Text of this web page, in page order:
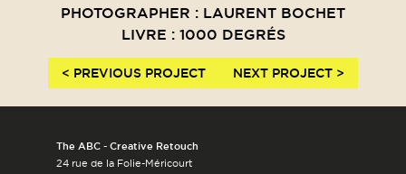
PHOTOGRAPHER : LAURENT BOCHET
LIVRE : 1000 DEGRÉS
< PREVIOUS PROJECT NEXT PROJECT >
The ABC - Creative Retouch
24 rue de la Folie-Méricourt